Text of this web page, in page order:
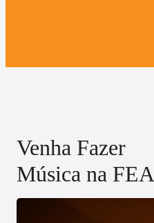
Venha Fazer
Música na FEA